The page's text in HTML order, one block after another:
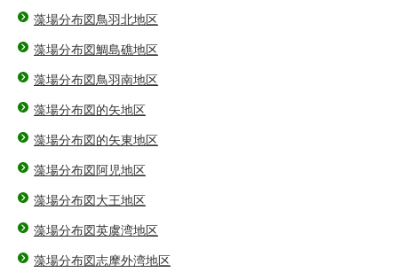
藻場分布図鳥羽北地区
藻場分布図鯛島礁地区
藻場分布図鳥羽南地区
藻場分布図的矢地区
藻場分布図的矢東地区
藻場分布図阿児地区
藻場分布図大王地区
藻場分布図英虞湾地区
藻場分布図志摩外湾地区